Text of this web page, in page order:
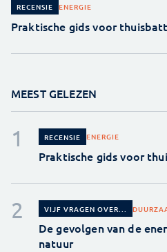
RECENSIE ENERGIE
Praktische gids voor
MEEST GELEZEN
RECENSIE ENERGIE
Praktische gids voor
VIJF VRAGEN OVER...
De gevolgen van de
natuur